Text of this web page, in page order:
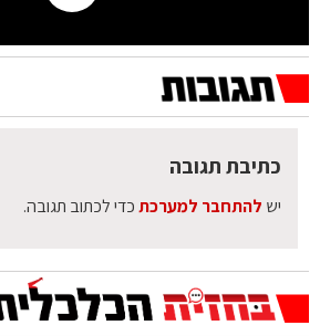
כתיבת תגובה
יש להתחבר למערכתכדי לכתוב תגובה.